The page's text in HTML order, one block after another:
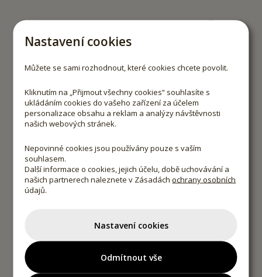
Nastavení cookies
Můžete se sami rozhodnout, které cookies chcete povolit.
Kliknutím na „Přijmout všechny cookies“ souhlasíte s
ukládáním cookies do vašeho zařízení za účelem
personalizace obsahu a reklam a analýzy návštěvnosti
našich webových stránek.
Nepovinné cookies jsou používány pouze s vaším
souhlasem.
Další informace o cookies, jejich účelu, době uchovávání a
našich partnerech naleznete v Zásadáchochrany osobních
údajů.
Nastavení cookies
Odmítnout vše